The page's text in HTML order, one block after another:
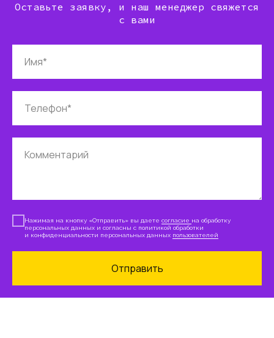
Оставьте заявку, и наш менеджер свяжется
с вами
Имя*
Телефон*
Комментарий
Нажимая на кнопку «Отправить» вы даете согласие на обработку
персональных данных и согласны с политикой обработки
и конфиденциальности персональных данных пользователей
Отправить